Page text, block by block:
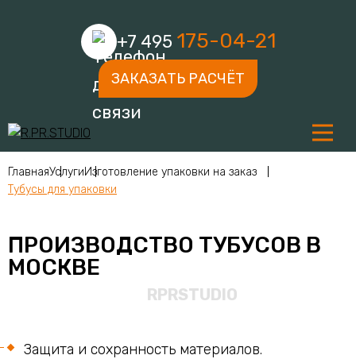
+7 495 175-04-21
ЗАКАЗАТЬ РАСЧЁТ
ГлавнаяУслугиИзготовление упаковки на заказ
Тубусы для упаковки
ПРОИЗВОДСТВО ТУБУСОВ В
МОСКВЕ
Защита и сохранность материалов.